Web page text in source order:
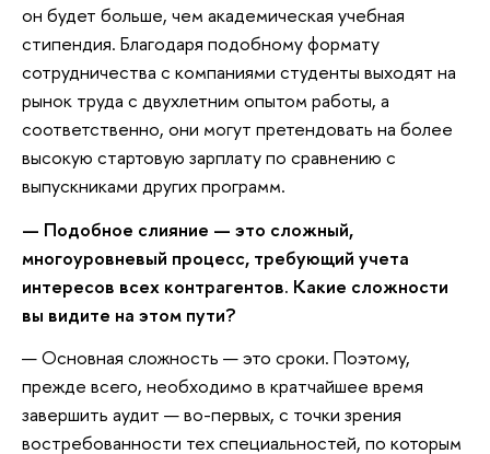
он будет больше, чем академическая учебная
стипендия. Благодаря подобному формату
сотрудничества с компаниями студенты выходят на
рынок труда с двухлетним опытом работы, а
соответственно, они могут претендовать на более
высокую стартовую зарплату по сравнению с
выпускниками других программ.
— Подобное слияние — это сложный,
многоуровневый процесс, требующий учета
интересов всех контрагентов. Какие сложности
вы видите на этом пути?
— Основная сложность — это сроки. Поэтому,
прежде всего, необходимо в кратчайшее время
завершить аудит — во-первых, с точки зрения
востребованности тех специальностей, по которым